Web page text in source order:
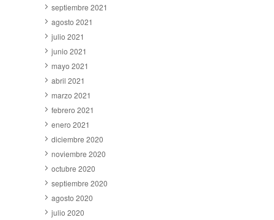
septiembre 2021
agosto 2021
julio 2021
junio 2021
mayo 2021
abril 2021
marzo 2021
febrero 2021
enero 2021
diciembre 2020
noviembre 2020
octubre 2020
septiembre 2020
agosto 2020
julio 2020